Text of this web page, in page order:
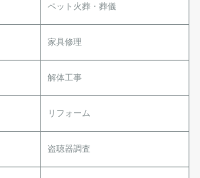
ペット火葬・葬儀
家具修理
解体工事
リフォーム
盗聴器調査